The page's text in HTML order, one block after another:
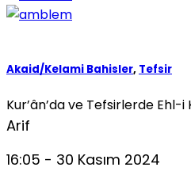
Akaid/Kelami Bahisler, Tefsir
Kur’ân’da ve Tefsirlerde
Arif
16:05 - 30 Kasım 2024